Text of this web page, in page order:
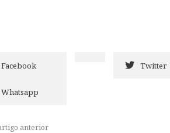
Facebook Twitter
Whatsapp
anterior